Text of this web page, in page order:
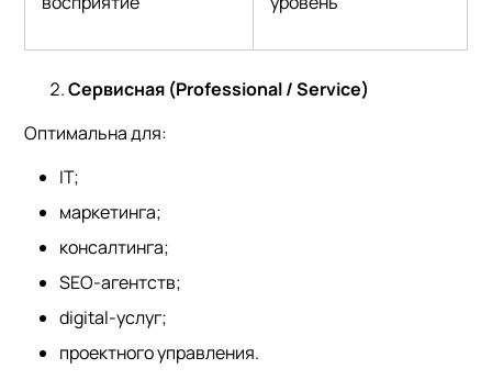
Сервисная (Professional / Service)
Оптимальна для:
IT;
маркетинга;
консалтинга;
SEO-агентств;
digital-услуг;
проектного управления.